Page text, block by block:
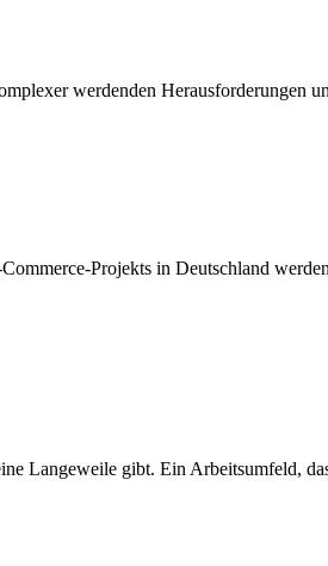
werdenden Herausforderungen
Projekts in Deutschland
Langeweile gibt. Ein Arbeitsumfeld,